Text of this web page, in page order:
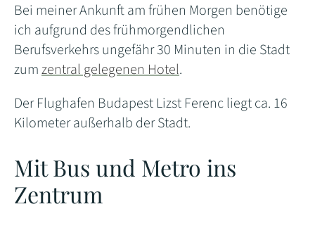
Bei meiner Ankunft am frühen Morgen benötige
ich aufgrund des frühmorgendlichen
Berufsverkehrs ungefähr 30 Minuten in die Stadt
zumzentral gelegenen Hotel.
Der Flughafen Budapest Lizst Ferenc liegt ca. 16
Kilometer außerhalb der Stadt.
Mit Bus und Metro ins
Zentrum